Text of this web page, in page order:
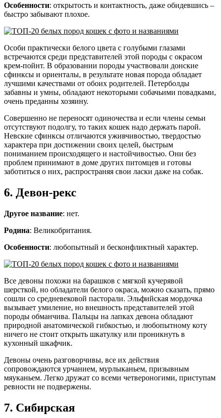
Особенности: открытость и контактность, даже обидевшись –
быстро забывают плохое.
Особи практически белого цвета с голубыми глазами
встречаются среди представителей этой породы с окрасом
крем-пойнт. В образовании породы участвовали донские
сфинксы и ориенталы, в результате новая порода обладает
лучшими качествами от обоих родителей. Петерболды
забавны и умны, обладают некоторыми собачьими повадками,
очень преданны хозяину.
Совершенно не переносят одиночества и если члены семьи
отсутствуют подолгу, то таких кошек надо держать парой.
Невские сфинксы отличаются уживчивостью, твердостью
характера при достижении своих целей, быстрым
пониманием происходящего и настойчивостью. Они без
проблем принимают в доме других питомцев и готовы
заботиться о них, распространяя свои ласки даже на собак.
6. Девон-рекс
Другое название: нет.
Родина: Великобритания.
Особенности: любопытный и бесконфликтный характер.
Все девоны похожи на барашков с мягкой кучерявой
шерсткой, но обладатели белого окраса, можно сказать, прямо
сошли со средневековой пасторали. Эльфийская мордочка
вызывает умиление, но внешность представителей этой
породы обманчива. Пальцы на лапках девона обладают
природной анатомической гибкостью, и любопытному коту
ничего не стоит открыть шкатулку или проникнуть в
кухонный шкафчик.
Девоны очень разговорчивы, все их действия
сопровождаются урчанием, мурлыканьем, призывным
мяуканьем. Легко дружат со всеми четвероногими, приступам
ревности не подвержены.
7. Сибирская